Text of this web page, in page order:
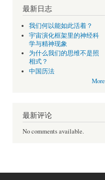
最新日志
我们何以能如此活着？
宇宙演化框架里的神经科
学与精神现象
为什么我们的思维不是照
相式？
中国历法
More
最新评论
No comments available.